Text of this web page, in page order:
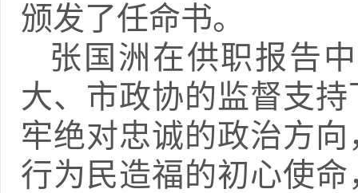
颁发了任命书。
张国洲在供职报告
大、市政协的监督支
牢绝对忠诚的政治方
行为民造福的初心使